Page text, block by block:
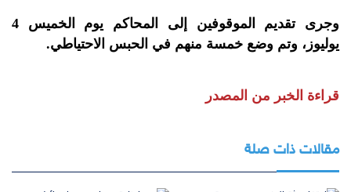
وجرى تقديم الموقوفين إلى المحاكم يوم الخميس 4
يوليوز، وتم وضع خمسة منهم في الحبس الاحتياطي.
قراءة الخبر من المصدر
مقالات ذات صلة